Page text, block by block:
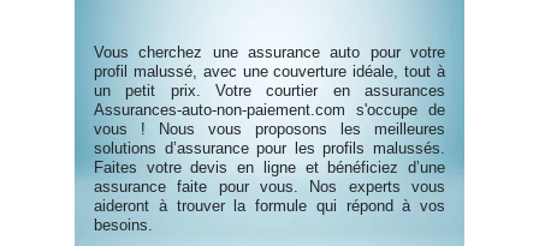
Vous cherchez une assurance auto pour votre
profil malussé, avec une couverture idéale, tout à
un petit prix. Votre courtier en assurances
Assurances-auto-non-paiement.com s'occupe de
vous ! Nous vous proposons les meilleures
solutions d’assurance pour les profils malussés.
Faites votre devis en ligne et bénéficiez d’une
assurance faite pour vous. Nos experts vous
aideront à trouver la formule qui répond à vos
besoins.